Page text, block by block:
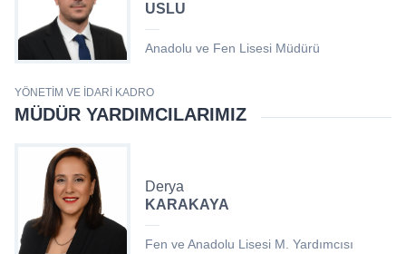
USLU
Anadolu ve Fen Lisesi Müdürü
YÖNETIM VE İDARI KADRO
MÜDÜR YARDIMCILARIMIZ
Derya
KARAKAYA
Fen ve Anadolu Lisesi M. Yardımcısı